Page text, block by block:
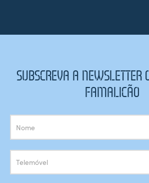
SUBSCREVA A NEWSLETTER
FAMALICÃO
Subscrição
Newsletter